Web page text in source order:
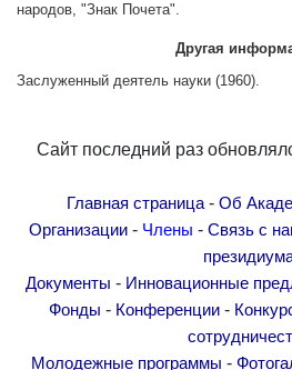
Анонсы
Университеты
Научные результаты
Трибуна молодого ученого
Наши заслуженные деятели
Объявления
Карта сайта
народов, "Знак Почета".
Другая
Заслуженный деятель науки (1960).
Сайт последний раз
Главная страница- Об
Организации- Члены - Связь с
Документы - Инновационные
Фонды - Конференции -
Молодежные программы -